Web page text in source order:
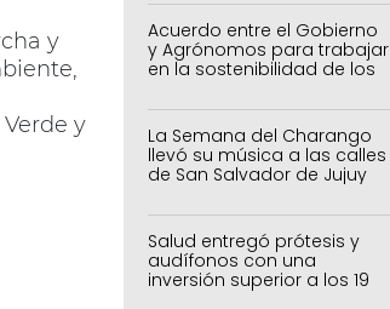
y
y
Acuerdo entre el Gobierno
y Agrónomos para trabajar
en la sostenibilidad de los
agrícolas, pecuarios y
forestal
La Semana del Charango
llevó su música a las calles
de San Salvador de Jujuy
Salud entregó prótesis y
audífonos con una
inversión superior a los 19
millones de pesos